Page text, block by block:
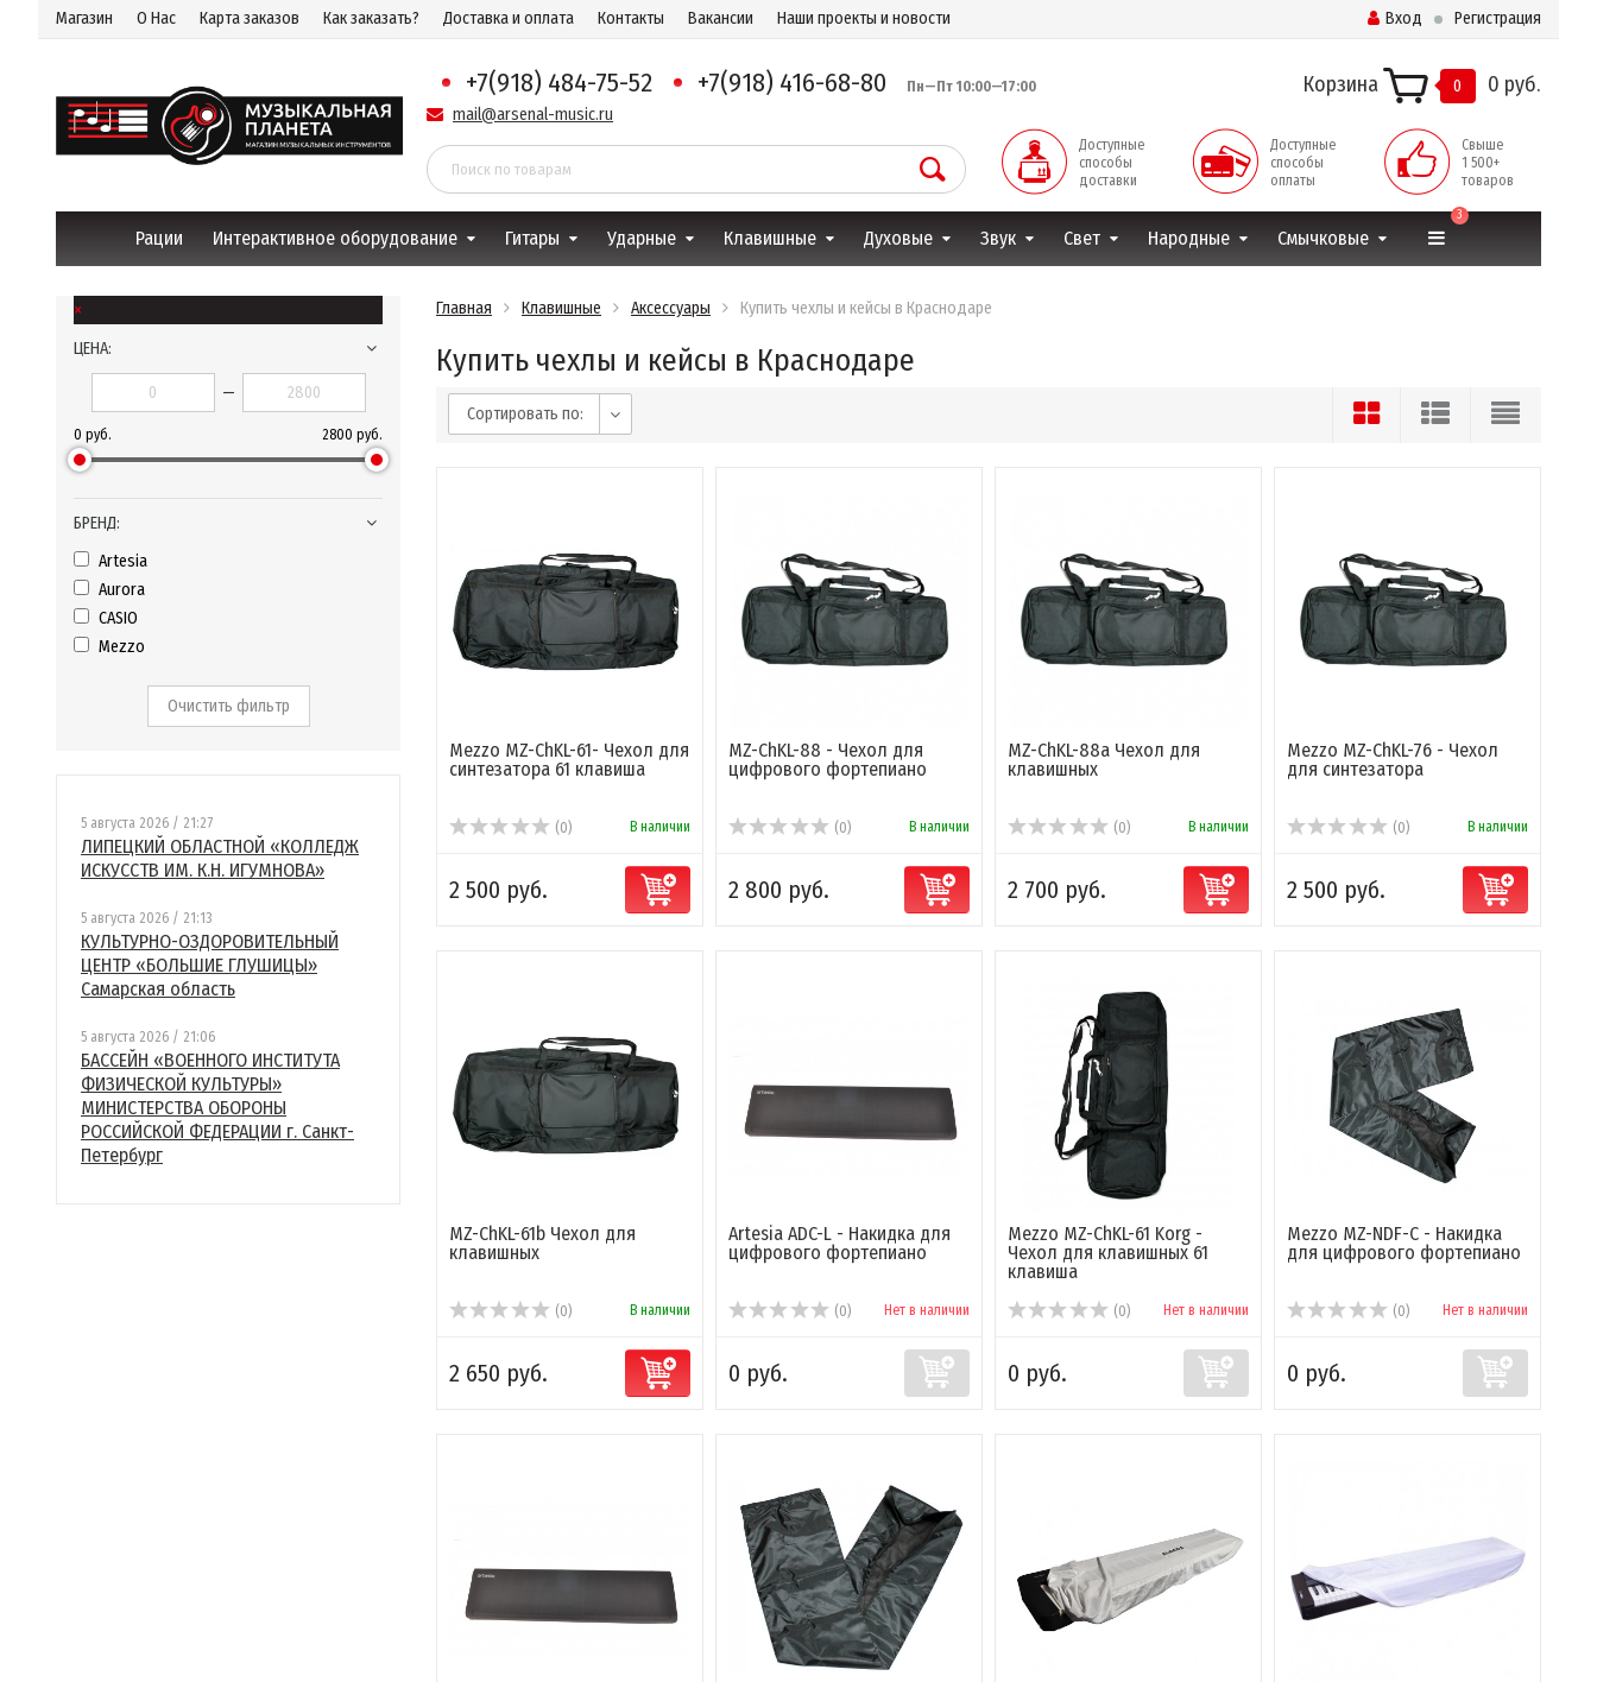
Магазин О Нас Карта заказов Как заказать? Доставка и оплата Контакты Вакансии Наши проекты и новости Вход Регистрация
+7(918) 484-75-52 +7(918) 416-68-80 Пн—Пт 10:00—17:00
mail@arsenal-music.ru
Корзина 0 0 руб.
Доступные
способы
доставки
Доступные
способы
оплаты
Свыше
1 500+
товаров
Рации Интерактивное оборудование Гитары Ударные Клавишные Духовые Звук Свет Народные Смычковые
3
×
ЦЕНА:
—
0 руб. 2800 руб.
БРЕНД:
Artesia
Aurora
CASIO
Mezzo
Очистить фильтр
5 августа 2026 / 21:27
ЛИПЕЦКИЙ ОБЛАСТНОЙ «КОЛЛЕДЖ
ИСКУССТВ ИМ. К.Н. ИГУМНОВА»
5 августа 2026 / 21:13
КУЛЬТУРНО-ОЗДОРОВИТЕЛЬНЫЙ
ЦЕНТР «БОЛЬШИЕ ГЛУШИЦЫ»
Самарская область
5 августа 2026 / 21:06
БАССЕЙН «ВОЕННОГО ИНСТИТУТА
ФИЗИЧЕСКОЙ КУЛЬТУРЫ»
МИНИСТЕРСТВА ОБОРОНЫ
РОССИЙСКОЙ ФЕДЕРАЦИИ г. Санкт-
Петербург
Главная Клавишные Аксессуары Купить чехлы и кейсы в Краснодаре
Купить чехлы и кейсы в Краснодаре
Сортировать по:
Mezzo MZ-ChKL-61- Чехол для
синтезатора 61 клавиша
(0) В наличии
2 500 руб.
MZ-ChKL-88 - Чехол для
цифрового фортепиано
(0) В наличии
2 800 руб.
MZ-ChKL-88а Чехол для
клавишных
(0) В наличии
2 700 руб.
Mezzo MZ-ChKL-76 - Чехол
для синтезатора
(0) В наличии
2 500 руб.
MZ-ChKL-61b Чехол для
клавишных
(0) В наличии
2 650 руб.
Artesia ADC-L - Накидка для
цифрового фортепиано
(0) Нет в наличии
0 руб.
Mezzo MZ-ChKL-61 Korg -
Чехол для клавишных 61
клавиша
(0) Нет в наличии
0 руб.
Mezzo MZ-NDF-C - Накидка
для цифрового фортепиано
(0) Нет в наличии
0 руб.